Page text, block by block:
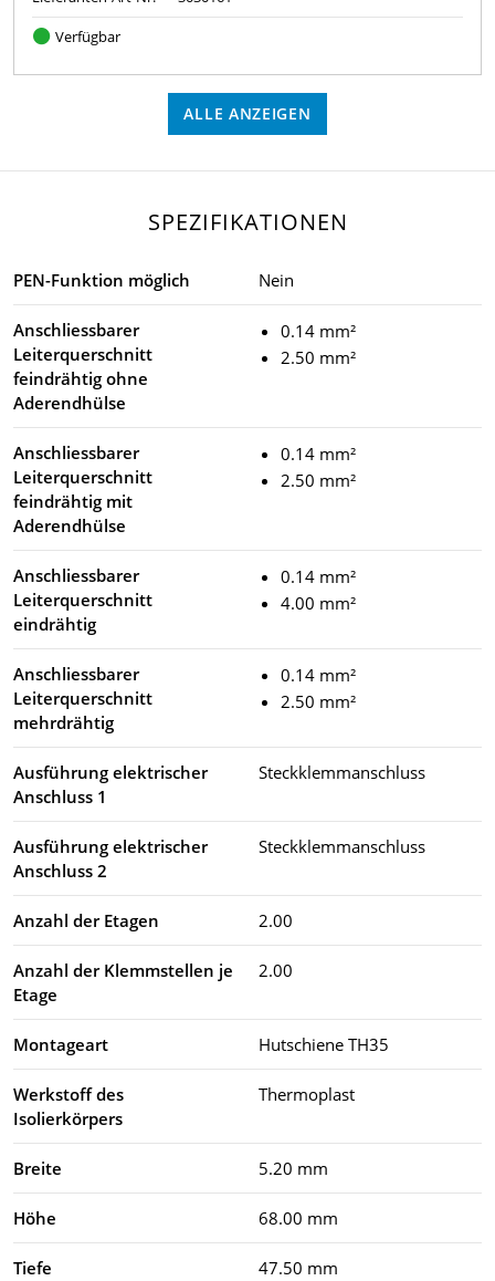
Verfügbar
ALLE ANZEIGEN
SPEZIFIKATIONEN
PEN-Funktion möglich Nein
Anschliessbarer
Leiterquerschnitt
feindrähtig ohne
Aderendhülse
0.14 mm²
2.50 mm²
Anschliessbarer
Leiterquerschnitt
feindrähtig mit
Aderendhülse
0.14 mm²
2.50 mm²
Anschliessbarer
Leiterquerschnitt
eindrähtig
0.14 mm²
4.00 mm²
Anschliessbarer
Leiterquerschnitt
mehrdrähtig
0.14 mm²
2.50 mm²
Ausführung elektrischer
Anschluss 1
Steckklemmanschluss
Ausführung elektrischer
Anschluss 2
Steckklemmanschluss
Anzahl der Etagen 2.00
Anzahl der Klemmstellen je
Etage
2.00
Montageart Hutschiene TH35
Werkstoff des
Isolierkörpers
Thermoplast
Breite 5.20 mm
Höhe 68.00 mm
Tiefe 47.50 mm